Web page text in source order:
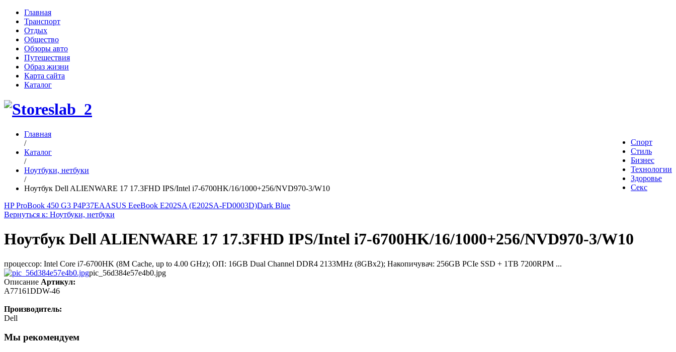
Главная
Транспорт
Отдых
Общество
Обзоры авто
Путешествия
Образ жизни
Карта сайта
Каталог
Спорт
Стиль
Бизнес
Технологии
Здоровье
Секс
Главная
/
Каталог
/
Ноутбуки, нетбуки
/
Ноутбук Dell ALIENWARE 17 17.3FHD IPS/Intel i7-6700HK/16/1000+256/NVD970-3/W10
HP ProBook 450 G3 P4P37EAASUS EeeBook E202SA (E202SA-FD0003D)Dark Blue
Вернуться к: Ноутбуки, нетбуки
Ноутбук Dell ALIENWARE 17 17.3FHD IPS/Intel i7-6700HK/16/1000+256/NVD970-3/W10
процессор: Intel Core i7-6700HK (8M Cache, up to 4.00 GHz); ОП: 16GB Dual Channel DDR4 2133MHz (8GBx2); Накопичувач: 256GB PCIe SSD + 1TB 7200RPM ...
pic_56d384e57e4b0.jpg
Описание Артикул:
A77161DDW-46
Производитель:
Dell
Мы рекомендуем